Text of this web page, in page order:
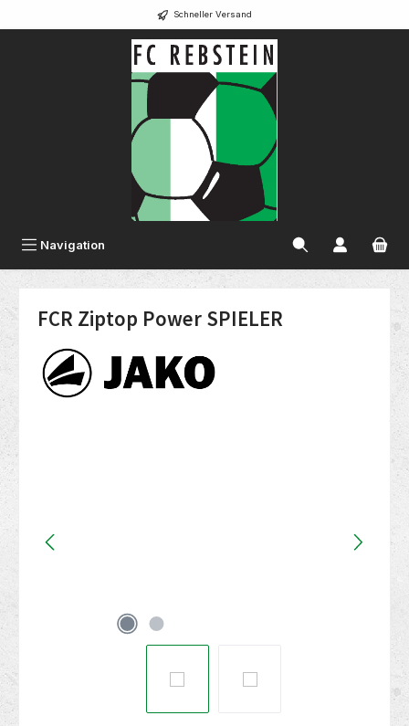
Schneller Versand
Navigation
FCR Ziptop Power SPIELER